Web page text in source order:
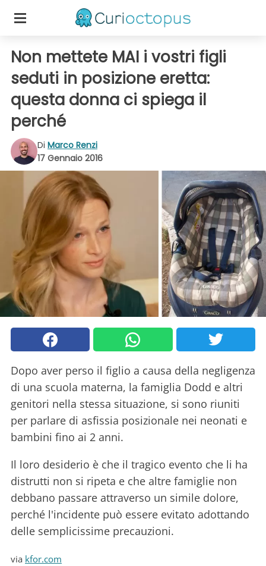
Non mettete MAI i vostri figli
seduti in posizione eretta:
questa donna ci spiega il
perché
Di Marco Renzi
17 Gennaio 2016
Dopo aver perso il figlio a causa della negligenza
di una scuola materna, la famiglia Dodd e altri
genitori nella stessa situazione, si sono riuniti
per parlare di asfissia posizionale nei neonati e
bambini fino ai 2 anni.
Il loro desiderio è che il tragico evento che li ha
distrutti non si ripeta e che altre famiglie non
debbano passare attraverso un simile dolore,
perché l'incidente può essere evitato adottando
delle semplicissime precauzioni.
via kfor.com